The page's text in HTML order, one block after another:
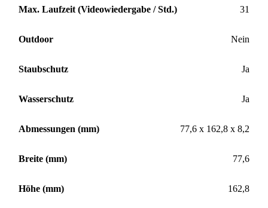
Max. Laufzeit (Videowiedergabe / Std.) 31
Outdoor Nein
Staubschutz Ja
Wasserschutz Ja
Abmessungen (mm) 77,6 x 162,8 x 8,2
Breite (mm) 77,6
Höhe (mm) 162,8